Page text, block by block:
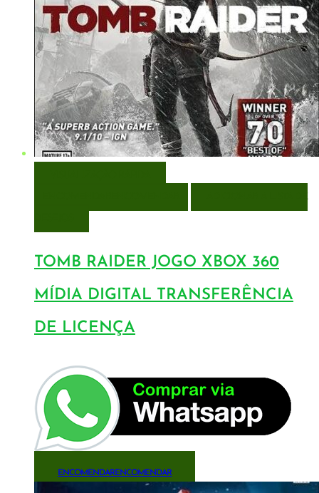
TOMB RAIDER JOGO XBOX 360
MÍDIA DIGITAL TRANSFERÊNCIA
DE LICENÇA
ENCOMENDARENCOMENDAR